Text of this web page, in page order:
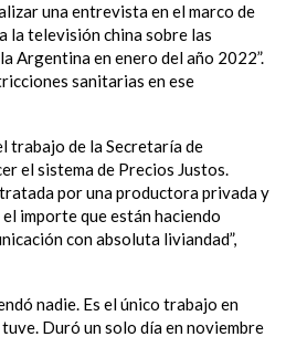
una entrevista en el marco de
la televisión china sobre las
Argentina en enero del año 2022”.
sanitarias en ese
trabajo de la Secretaría de
el sistema de Precios Justos.
por una productora privada y
importe que están haciendo
con absoluta liviandad”,
nadie. Es el único trabajo en
Duró un solo día en noviembre